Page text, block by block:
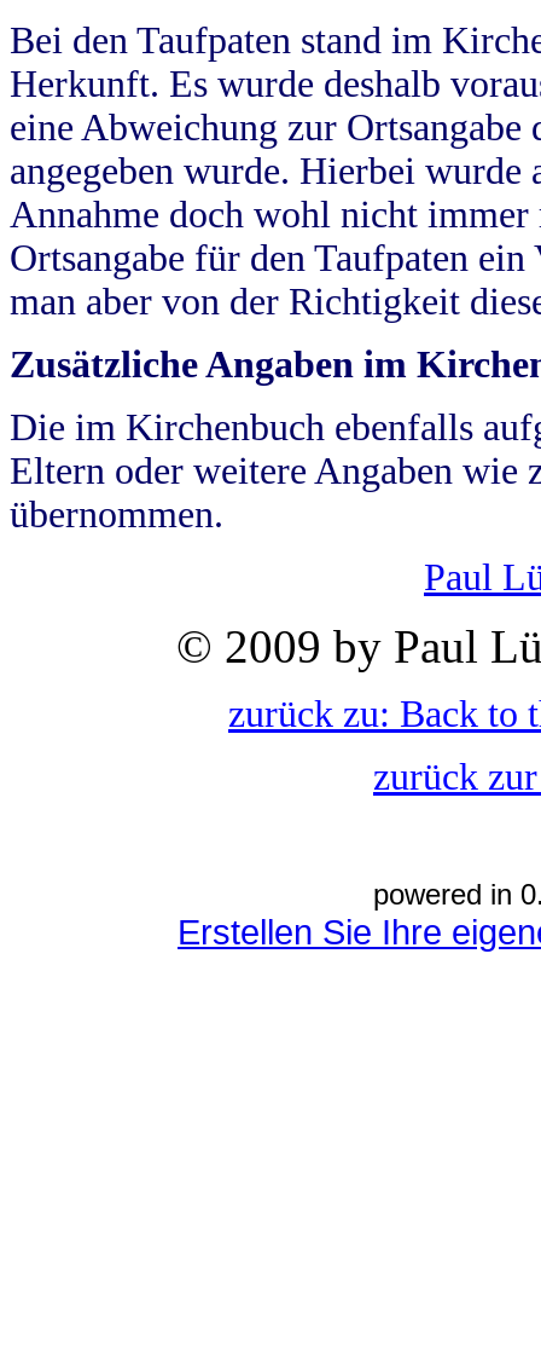
Bei den Taufpaten stand im
Herkunft. Es wurde deshalb
eine Abweichung zur
angegeben wurde. Hierbei wurde
Annahme doch wohl nicht
Ortsangabe für den Taufpaten
man aber von der Richtigkeit
Zusätzliche Angaben im
Die im Kirchenbuch ebenfalls
Eltern oder weitere Angaben wie
übernommen.
Paul
© 2009 by Paul
zurück zu: Back to
zurück
powered in
Erstellen Sie Ihre